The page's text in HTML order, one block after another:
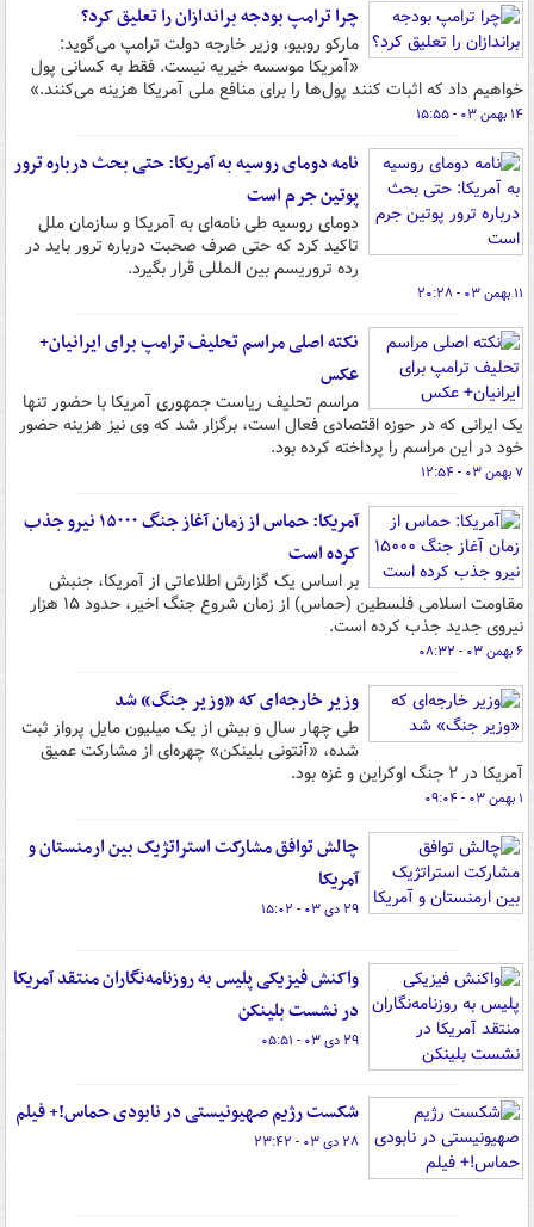
چرا ترامپ بودجه براندازان را تعلیق کرد؟
مارکو روبیو، وزیر خارجه دولت ترامپ می‌گوید:
«آمریکا موسسه خیریه نیست. فقط به کسانی پول
خواهیم داد که اثبات کنند پول‌ها را برای منافع ملی آمریکا هزینه می‌کنند.»
۱۴ بهمن ۰۳ - ۱۵:۵۵
نامه دومای روسیه به آمریکا: حتی بحث درباره ترور
پوتین جرم است
دومای روسیه طی نامه‌ای به آمریکا و سازمان ملل
تاکید کرد که حتی صرف صحبت درباره ترور باید در
رده تروریسم بین المللی قرار بگیرد.
۱۱ بهمن ۰۳ - ۲۰:۲۸
نکته اصلی مراسم تحلیف ترامپ برای ایرانیان+
عکس
مراسم تحلیف ریاست جمهوری آمریکا با حضور تنها
یک ایرانی که در حوزه اقتصادی فعال است، برگزار شد که وی نیز هزینه حضور
خود در این مراسم را پرداخته کرده بود.
۷ بهمن ۰۳ - ۱۲:۵۴
آمریکا: حماس از زمان آغاز جنگ ۱۵۰۰۰ نیرو جذب
کرده است
بر اساس یک گزارش اطلاعاتی از آمریکا، جنبش
مقاومت اسلامی فلسطین (حماس) از زمان شروع جنگ اخیر، حدود ۱۵ هزار
نیروی جدید جذب کرده است.
۶ بهمن ۰۳ - ۰۸:۳۲
وزیر خارجه‌ای که «وزیر جنگ» شد
طی چهار سال و بیش از یک میلیون مایل پرواز ثبت
شده، «آنتونی بلینکن» چهره‌ای از مشارکت عمیق
آمریکا در ۲ جنگ اوکراین و غزه بود.
۱ بهمن ۰۳ - ۰۹:۰۴
چالش توافق مشارکت استراتژیک بین ارمنستان و
آمریکا
۲۹ دی ۰۳ - ۱۵:۰۲
واکنش فیزیکی پلیس به روزنامه‌نگاران منتقد آمریکا
در نشست بلینکن
۲۹ دی ۰۳ - ۰۵:۵۱
شکست رژیم صهیونیستی در نابودی حماس!+ فیلم
۲۸ دی ۰۳ - ۲۳:۴۲